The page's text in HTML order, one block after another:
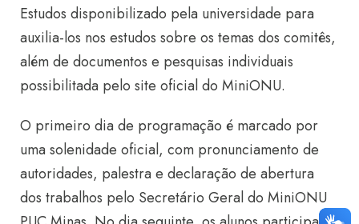
Estudos disponibilizado pela universidade para
auxilia-los nos estudos sobre os temas dos comitês,
além de documentos e pesquisas individuais
possibilitada pelo site oficial do MiniONU.
O primeiro dia de programação é marcado por
uma solenidade oficial, com pronunciamento de
autoridades, palestra e declaração de abertura
dos trabalhos pelo Secretário Geral do MiniONU